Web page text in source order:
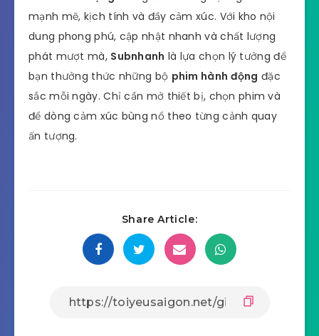
mạnh mẽ, kịch tính và đầy cảm xúc. Với kho nội
dung phong phú, cập nhật nhanh và chất lượng
phát mượt mà, Subnhanh là lựa chọn lý tưởng để
bạn thưởng thức những bộ phim hành động đặc
sắc mỗi ngày. Chỉ cần mở thiết bị, chọn phim và
để dòng cảm xúc bùng nổ theo từng cảnh quay
ấn tượng.
Share Article: